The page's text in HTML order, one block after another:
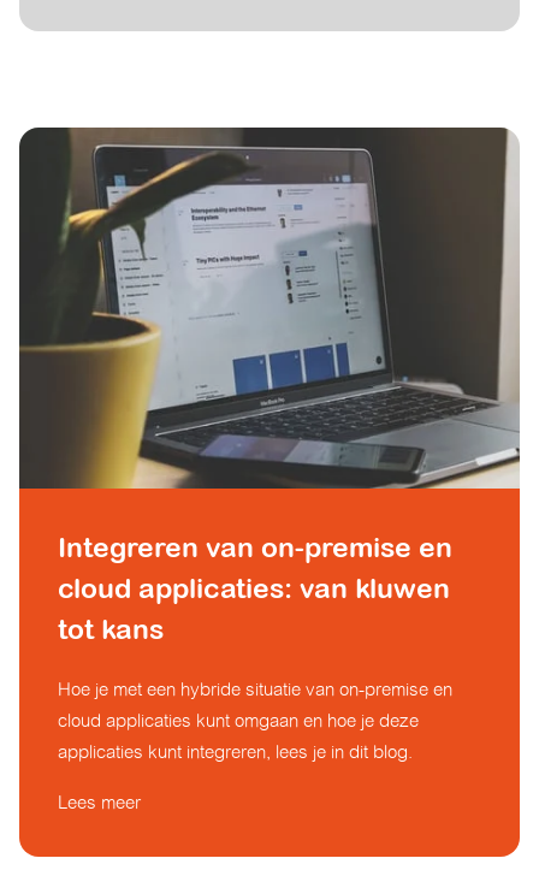
Integreren van on-premise en
cloud applicaties: van kluwen
tot kans
Hoe je met een hybride situatie van on-premise en
cloud applicaties kunt omgaan en hoe je deze
applicaties kunt integreren, lees je in dit blog.
Lees meer